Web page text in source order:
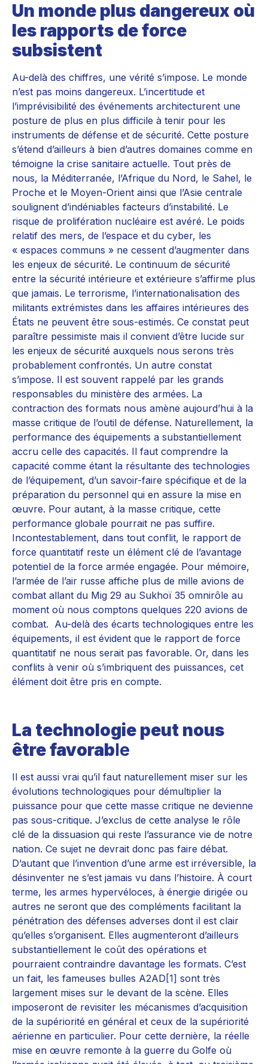
Un monde plus dangereux où
les rapports de force
subsistent
Au-delà des chiffres, une vérité s’impose. Le monde
n’est pas moins dangereux. L’incertitude et
l’imprévisibilité des événements architecturent une
posture de plus en plus difficile à tenir pour les
instruments de défense et de sécurité. Cette posture
s’étend d’ailleurs à bien d’autres domaines comme en
témoigne la crise sanitaire actuelle. Tout près de
nous, la Méditerranée, l’Afrique du Nord, le Sahel, le
Proche et le Moyen-Orient ainsi que l’Asie centrale
soulignent d’indéniables facteurs d’instabilité. Le
risque de prolifération nucléaire est avéré. Le poids
relatif des mers, de l’espace et du cyber, les
« espaces communs » ne cessent d’augmenter dans
les enjeux de sécurité. Le continuum de sécurité
entre la sécurité intérieure et extérieure s’affirme plus
que jamais. Le terrorisme, l’internationalisation des
militants extrémistes dans les affaires intérieures des
États ne peuvent être sous-estimés. Ce constat peut
paraître pessimiste mais il convient d’être lucide sur
les enjeux de sécurité auxquels nous serons très
probablement confrontés. Un autre constat
s’impose. Il est souvent rappelé par les grands
responsables du ministère des armées. La
contraction des formats nous amène aujourd’hui à la
masse critique de l’outil de défense. Naturellement, la
performance des équipements a substantiellement
accru celle des capacités. Il faut comprendre la
capacité comme étant la résultante des technologies
de l’équipement, d’un savoir-faire spécifique et de la
préparation du personnel qui en assure la mise en
œuvre. Pour autant, à la masse critique, cette
performance globale pourrait ne pas suffire.
Incontestablement, dans tout conflit, le rapport de
force quantitatif reste un élément clé de l’avantage
potentiel de la force armée engagée. Pour mémoire,
l’armée de l’air russe affiche plus de mille avions de
combat allant du Mig 29 au Sukhoï 35 omnirôle au
moment où nous comptons quelques 220 avions de
combat. Au-delà des écarts technologiques entre les
équipements, il est évident que le rapport de force
quantitatif ne nous serait pas favorable. Or, dans les
conflits à venir où s’imbriquent des puissances, cet
élément doit être pris en compte.
La technologie peut nous
être favorable
Il est aussi vrai qu’il faut naturellement miser sur les
évolutions technologiques pour démultiplier la
puissance pour que cette masse critique ne devienne
pas sous-critique. J’exclus de cette analyse le rôle
clé de la dissuasion qui reste l’assurance vie de notre
nation. Ce sujet ne devrait donc pas faire débat.
D’autant que l’invention d’une arme est irréversible, la
désinventer ne s’est jamais vu dans l’histoire. À court
terme, les armes hypervéloces, à énergie dirigée ou
autres ne seront que des compléments facilitant la
pénétration des défenses adverses dont il est clair
qu’elles s’organisent. Elles augmenteront d’ailleurs
substantiellement le coût des opérations et
pourraient contraindre davantage les formats. C’est
un fait, les fameuses bulles A2AD [1] sont très
largement mises sur le devant de la scène. Elles
imposeront de revisiter les mécanismes d’acquisition
de la supériorité en général et ceux de la supériorité
aérienne en particulier. Pour cette dernière, la réelle
mise en œuvre remonte à la guerre du Golfe où